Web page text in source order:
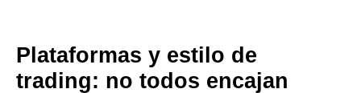
Plataformas y estilo de
trading: no todos encajan